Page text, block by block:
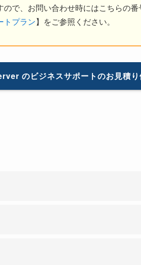
で、お問い合わせ時にはこちらの番
トプラン】をご参照ください。
のビジネスサポートのお見積り